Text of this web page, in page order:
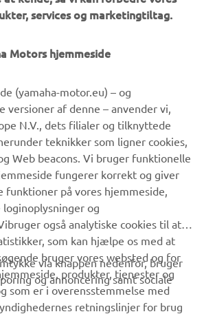
services og marketingtiltag.
Motors hjemmeside
(yamaha-motor.eu) – og
versioner af denne – anvender vi,
N.V., dets filialer og tilknyttede
teknikker som ligner cookies,
Web beacons. Vi bruger funktionelle
fungerer korrekt og giver
på vores hjemmeside,
loginoplysninger og
også analytiske cookies til at
som kan hjælpe os med at
bruger vores websted og for
produkter, tjenester og
som er i overensstemmelse med
retningslinjer for brug
via knappen nedenfor, bruger
og annoncering samt sociale